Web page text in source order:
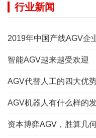
行业新闻
2019年中国产线AGV企
智能AGV越来越受欢迎
AGV代替人工的四大优
AGV机器人有什么样的
资本博弈AGV，胜算几